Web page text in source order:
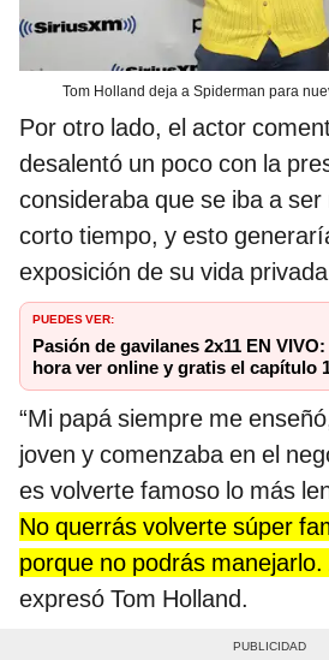
Tom Holland deja a Spiderman para
Por otro lado, el actor
desalentó un poco con la
consideraba que se iba a
corto tiempo, y esto
exposición de su vida
PUEDES VER:
Pasión de gavilanes 2x11 EN
hora ver online y gratis el capítulo
“Mi papá siempre me
joven y comenzaba en el
es volverte famoso lo más
No querrás volverte súper
porque no podrás manejarlo.
expresó Tom Holland.